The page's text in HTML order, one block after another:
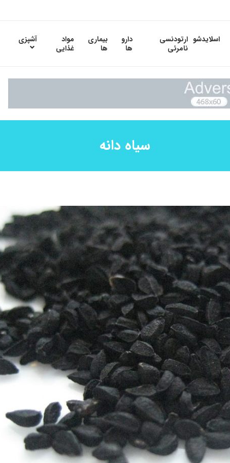
اسلایدشو ارتودنسی
نامرئی
دارو
ها
بیماری
ها
مواد
غذایی
آشپزی
سیاه دانه